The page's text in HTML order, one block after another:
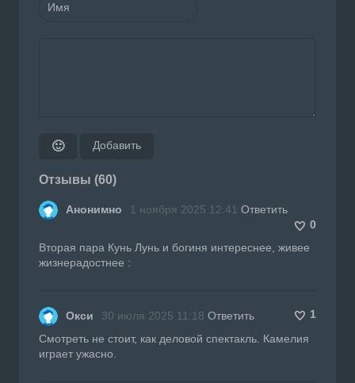
🙂 Добавить
Отзывы (60)
Анонимно 1 ноября 2025 12:41 Ответить
0
Вторая пара Кунь Лунь и богиня интереснее, живее
жизнерадостнее :
Окси 30 июля 2025 11:18 Ответить
1
Смотреть не стоит, как деловой спектакль. Камелия
играет ужасно.